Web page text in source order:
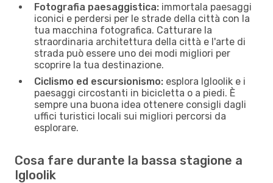
Fotografia paesaggistica: immortala paesaggi
iconici e perdersi per le strade della città con la
tua macchina fotografica. Catturare la
straordinaria architettura della città e l'arte di
strada può essere uno dei modi migliori per
scoprire la tua destinazione.
Ciclismo ed escursionismo: esplora Igloolik e i
paesaggi circostanti in bicicletta o a piedi. È
sempre una buona idea ottenere consigli dagli
uffici turistici locali sui migliori percorsi da
esplorare.
Cosa fare durante la bassa stagione a
Igloolik